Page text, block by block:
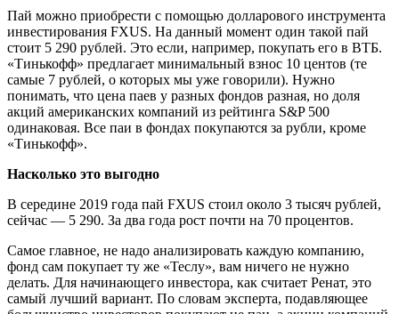
Пай можно приобрести с помощью долларового инструмента
инвестирования FXUS. На данный момент один такой пай
стоит 5 290 рублей. Это если, например, покупать его в ВТБ.
«Тинькофф» предлагает минимальный взнос 10 центов (те
самые 7 рублей, о которых мы уже говорили). Нужно
понимать, что цена паев у разных фондов разная, но доля
акций американских компаний из рейтинга S&P 500
одинаковая. Все паи в фондах покупаются за рубли, кроме
«Тинькофф».
Насколько это выгодно
В середине 2019 года пай FXUS стоил около 3 тысяч рублей,
сейчас — 5 290. За два года рост почти на 70 процентов.
Самое главное, не надо анализировать каждую компанию,
фонд сам покупает ту же «Теслу», вам ничего не нужно
делать. Для начинающего инвестора, как считает Ренат, это
самый лучший вариант. По словам эксперта, подавляющее